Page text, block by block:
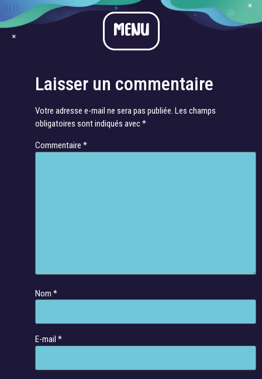
MENU
Bahnschrift_1
Laisser un commentaire
Votre adresse e-mail ne sera pas publiée. Les champs
obligatoires sont indiqués avec*
Commentaire *
Nom *
E-mail *